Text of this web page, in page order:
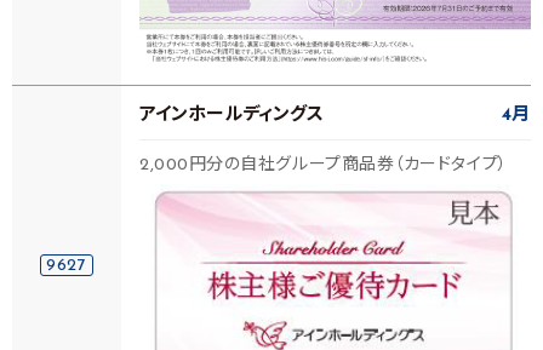
9627
アインホールディングス 4月
2,000円分の自社グループ商品券（カードタイプ）